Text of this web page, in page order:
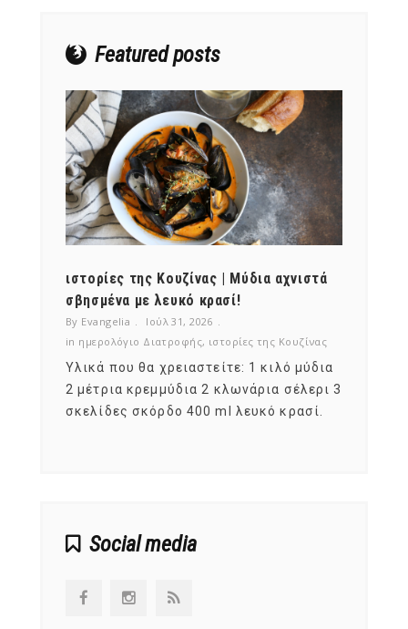
Featured posts
ιστορίες της Κουζίνας | Μύδια αχνιστά
σβησμένα με λευκό κρασί!
By Evangelia
Ιούλ 31, 2026
in ημερολόγιο Διατροφής, ιστορίες της Κουζίνας
Υλικά που θα χρειαστείτε: 1 κιλό μύδια
2 μέτρια κρεμμύδια 2 κλωνάρια σέλερι 3
σκελίδες σκόρδο 400 ml λευκό κρασί.
Social media